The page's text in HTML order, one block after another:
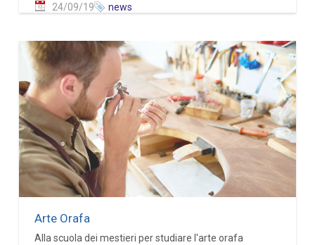
24/09/19 news
Arte Orafa
Alla scuola dei mestieri per studiare l'arte orafa